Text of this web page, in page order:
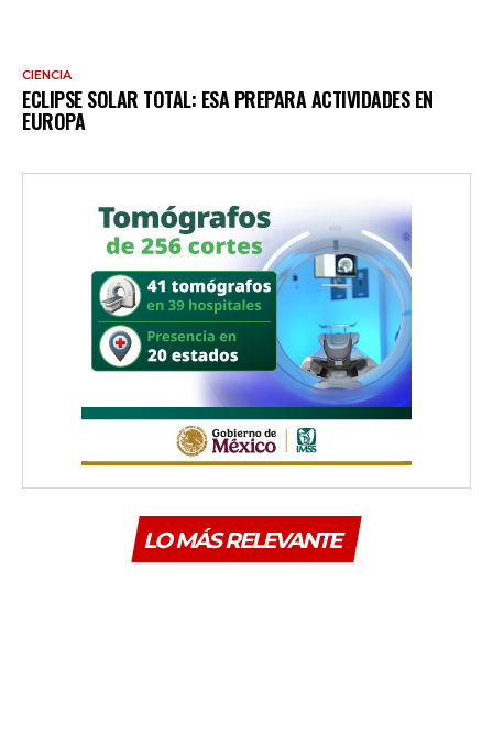
CIENCIA
ECLIPSE SOLAR TOTAL: ESA PREPARA ACTIVIDADES EN
EUROPA
LO MÁS RELEVANTE